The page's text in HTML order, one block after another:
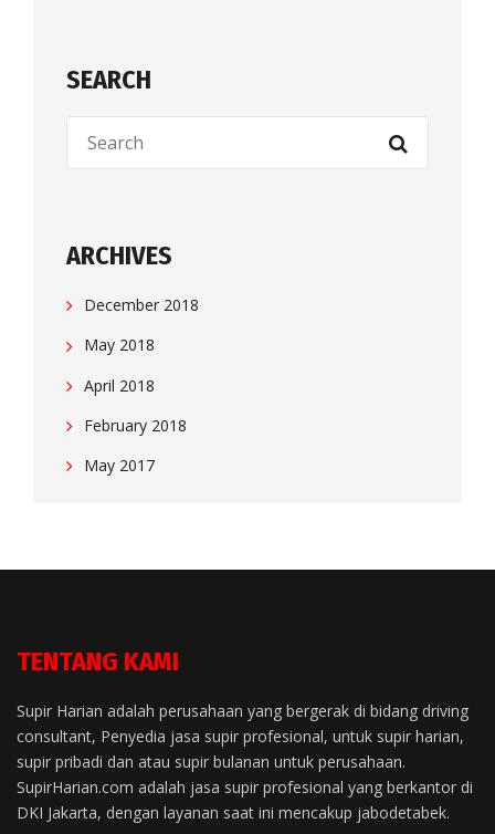
SEARCH
ARCHIVES
December 2018
May 2018
April 2018
February 2018
May 2017
TENTANG KAMI
Supir Harian adalah perusahaan yang bergerak di bidang driving
consultant, Penyedia jasa supir profesional, untuk supir harian,
supir pribadi dan atau supir bulanan untuk perusahaan.
SupirHarian.com adalah jasa supir profesional yang berkantor di
DKI Jakarta, dengan layanan saat ini mencakup jabodetabek.